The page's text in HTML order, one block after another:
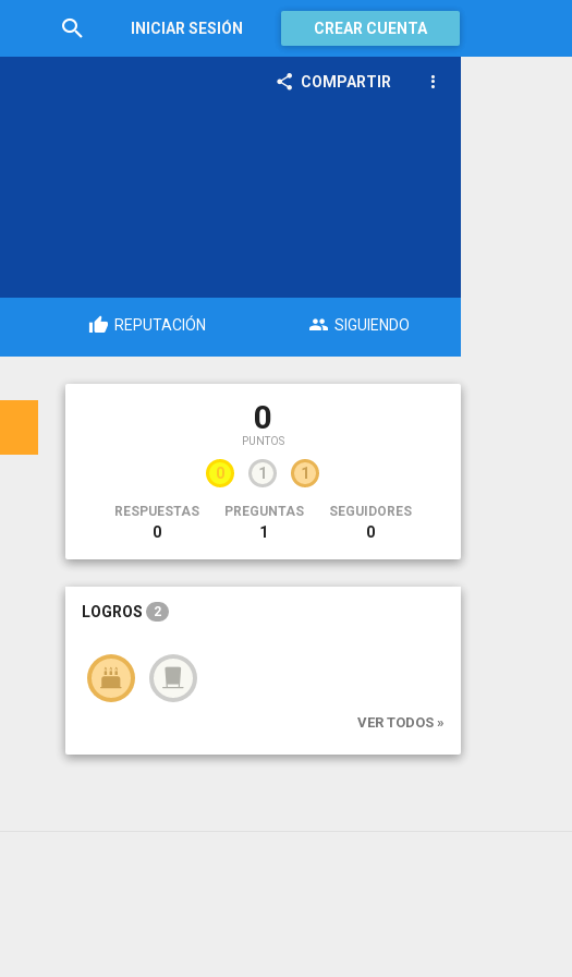
INICIAR SESIÓN CREAR CUENTA
COMPARTIR
REPUTACIÓN SIGUIENDO
0
PUNTOS
0 1 1
RESPUESTAS
0
PREGUNTAS
1
SEGUIDORES
0
LOGROS 2
VER TODOS »